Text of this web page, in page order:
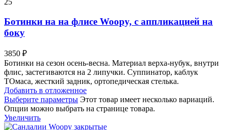
25
Ботинки на на флисе Woopy, с аппликацией на
боку
3850 ₽
Ботинки на сезон осень-весна. Материал верха-нубук, внутри
флис, застегиваются на 2 липучки. Суппинатор, каблук
ТОмаса, жесткий задник, ортопедическая стелька.
Добавить в отложенное
Выберите параметры Этот товар имеет несколько вариаций.
Опции можно выбрать на странице товара.
Увеличить